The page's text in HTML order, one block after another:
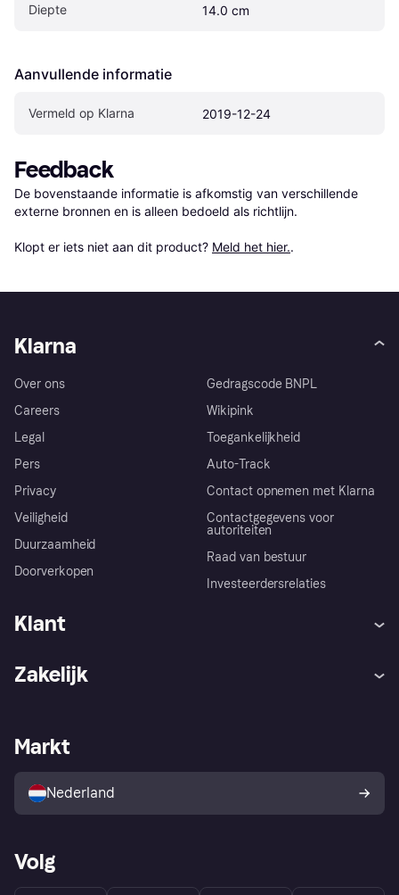
Diepte 14.0 cm
Aanvullende informatie
Vermeld op Klarna 2019-12-24
Feedback
De bovenstaande informatie is afkomstig van verschillende
externe bronnen en is alleen bedoeld als richtlijn.
Klopt er iets niet aan dit product? Meld het hier..
Klarna
Over ons
Careers
Legal
Pers
Privacy
Veiligheid
Duurzaamheid
Doorverkopen
Gedragscode BNPL
Wikipink
Toegankelijkheid
Auto-Track
Contact opnemen met Klarna
Contactgegevens voor
autoriteiten
Raad van bestuur
Investeerdersrelaties
Klant
Winkeloverzicht
Kopersbescherming voor
consumenten
Zakelijk
Zakelijke login
Markt
Nederland
Volg